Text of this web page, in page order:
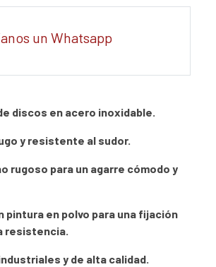
un Whatsapp
discos en acero inoxidable.
y resistente al sudor.
rugoso para un agarre cómodo y
pintura en polvo para una fijación
resistencia.
y de alta calidad.